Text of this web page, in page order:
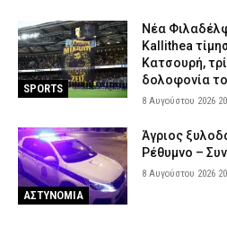
SPORTS
Νέα
Kallithea
Κατσουρή,
δολοφονία
8 Αυγούστου 2026
ΑΣΤΥΝΟΜΙΑ
Άγριος
Ρέθυμνο –
8 Αυγούστου 2026